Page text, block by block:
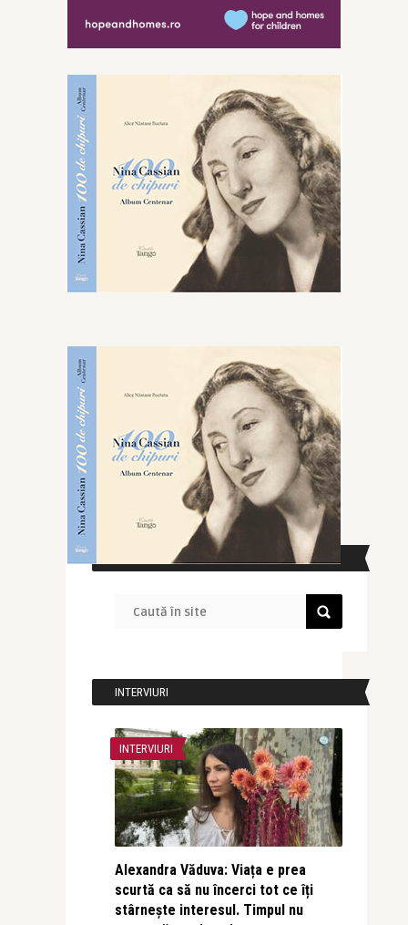
CAUTĂ ÎN SITE
INTERVIURI
INTERVIURI
Alexandra Văduva: Viața e prea
scurtă ca să nu încerci tot ce îți
stârnește interesul. Timpul nu